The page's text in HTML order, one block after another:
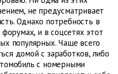
не предусматривает
Однако потребность в
и в соцсетях этот
популярных. Чаще всего
домой с заработков, либо
с номерными